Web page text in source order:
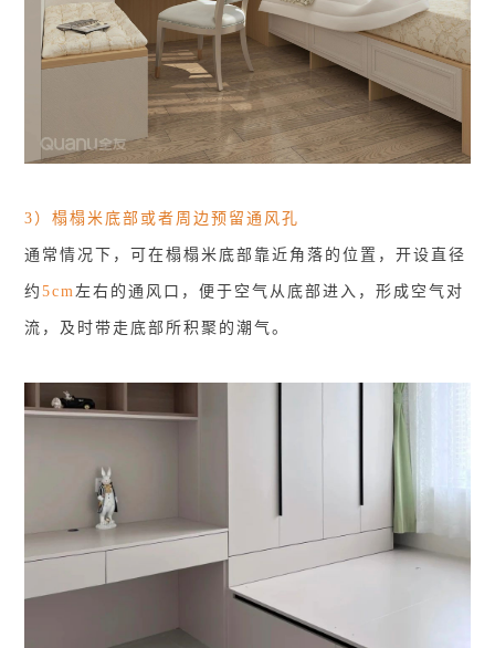
3）榻榻米底部或者周边预留通风孔
通常情况下，可在榻榻米底部靠近角落的位置，开设直径
约5cm左右的通风口，便于空气从底部进入，形成空气对
流，及时带走底部所积聚的潮气。